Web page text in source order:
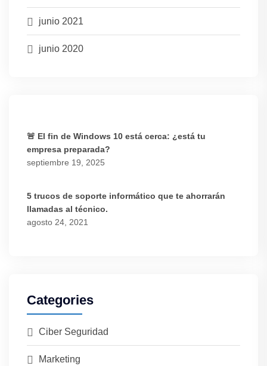
junio 2021
junio 2020
🚨 El fin de Windows 10 está cerca: ¿está tu
empresa preparada?
septiembre 19, 2025
5 trucos de soporte informático que te ahorrarán
llamadas al técnico.
agosto 24, 2021
Categories
Ciber Seguridad
Marketing